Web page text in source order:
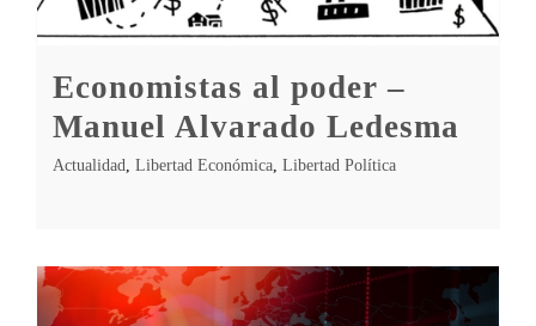
Economistas al poder –
Manuel Alvarado Ledesma
Actualidad, Libertad Económica, Libertad Política